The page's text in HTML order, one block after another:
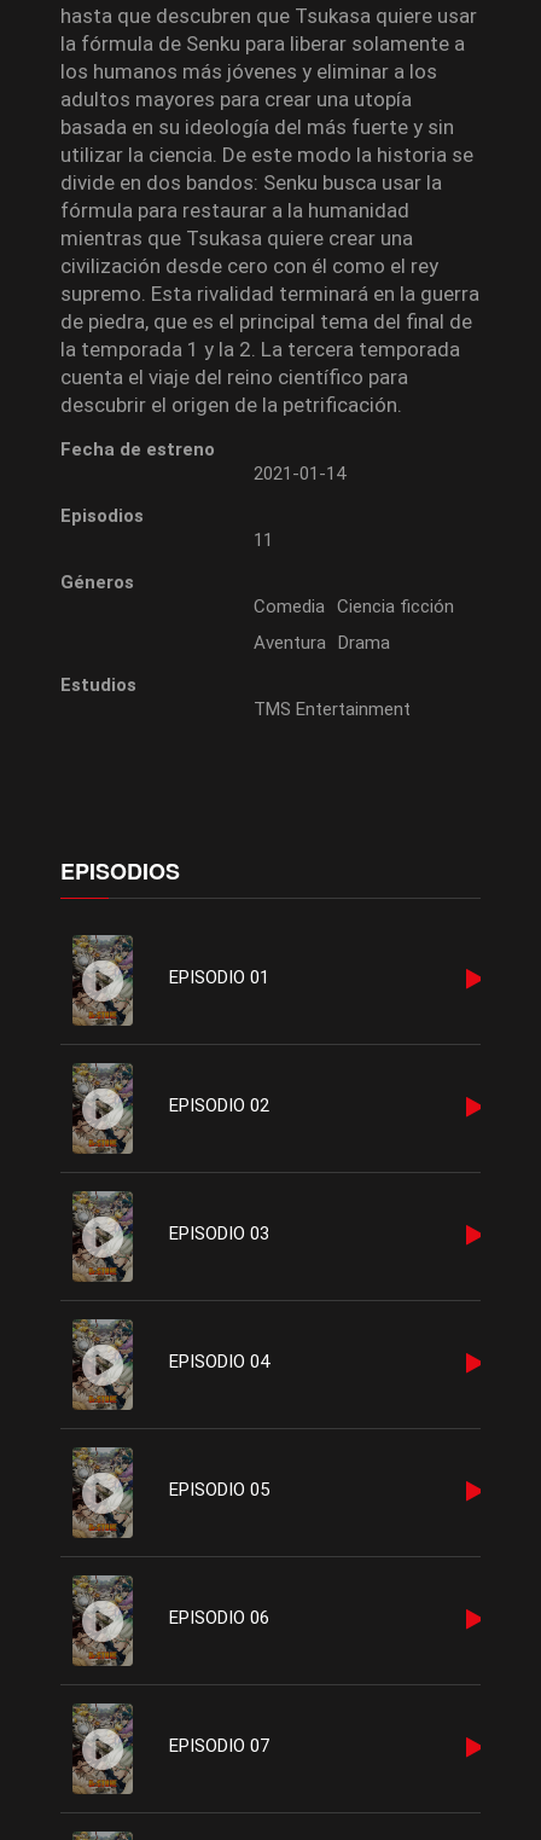
hasta que descubren que Tsukasa quiere usar
la fórmula de Senku para liberar solamente a
los humanos más jóvenes y eliminar a los
adultos mayores para crear una utopía
basada en su ideología del más fuerte y sin
utilizar la ciencia. De este modo la historia se
divide en dos bandos: Senku busca usar la
fórmula para restaurar a la humanidad
mientras que Tsukasa quiere crear una
civilización desde cero con él como el rey
supremo. Esta rivalidad terminará en la guerra
de piedra, que es el principal tema del final de
la temporada 1 y la 2. La tercera temporada
cuenta el viaje del reino científico para
descubrir el origen de la petrificación.
Fecha de estreno
2021-01-14
Episodios
11
Géneros
Comedia Ciencia ficción
Aventura Drama
Estudios
TMS Entertainment
EPISODIOS
EPISODIO 01
EPISODIO 02
EPISODIO 03
EPISODIO 04
EPISODIO 05
EPISODIO 06
EPISODIO 07